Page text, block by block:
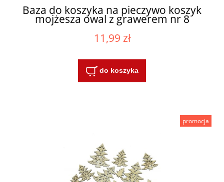
Baza do koszyka na pieczywo koszyk
mojżesza owal z grawerem nr 8
11,99 zł
do koszyka
promocja